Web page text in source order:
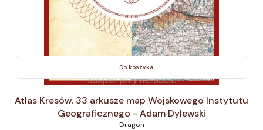
Do koszyka
Atlas Kresów. 33 arkusze map Wojskowego Instytutu
Geograficznego - Adam Dylewski
Dragon